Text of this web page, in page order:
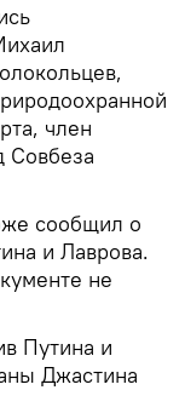
член
Совбеза
сообщил о
и Лаврова.
не
Путина и
Джастина